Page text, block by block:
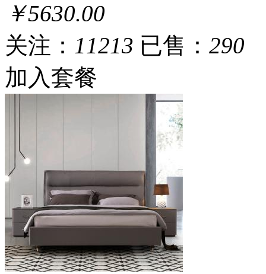
￥5630.00
关注： 11213 已售： 290
加入套餐